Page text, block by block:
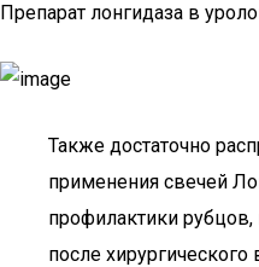
Препарат лонгидаза в
Также достаточно
применения свечей
профилактики
после